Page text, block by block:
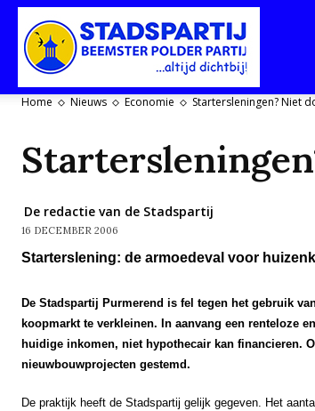
Polderpartij
Home Nieuws Economie Startersleningen? Niet
De redactie van de Stadspartij
16 DECEMBER 2006
Starterslening: de armoedeval voor
De Stadspartij Purmerend is fel tegen het gebruik
koopmarkt te verkleinen. In aanvang een renteloze
huidige inkomen, niet hypothecair kan financieren.
nieuwbouwprojecten gestemd.
De praktijk heeft de Stadspartij gelijk gegeven. Het